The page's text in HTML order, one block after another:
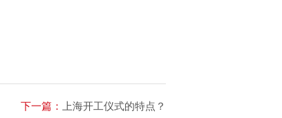
下一篇： 上海开工仪式的特点？